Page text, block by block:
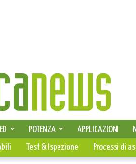
SELEZIONE DI ELETTRONICA
POTENZA APPLICAZIONI
PCBTest & Ispezione Processi di